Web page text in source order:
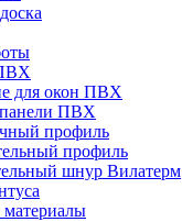
для окон ПВХ
ПВХ
профиль
профиль
шнур Вилатерм
материалы